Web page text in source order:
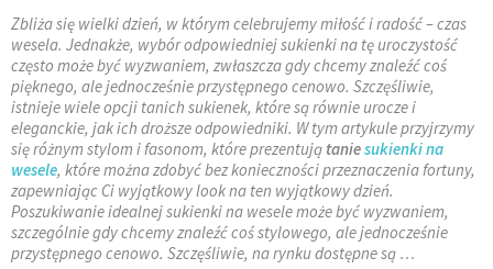
Zbliża się wielki dzień, w którym celebrujemy miłość i radość – czas
wesela. Jednakże, wybór odpowiedniej sukienki na tę uroczystość
często może być wyzwaniem, zwłaszcza gdy chcemy znaleźć coś
pięknego, ale jednocześnie przystępnego cenowo. Szczęśliwie,
istnieje wiele opcji tanich sukienek, które są równie urocze i
eleganckie, jak ich droższe odpowiedniki. W tym artykule przyjrzymy
się różnym stylom i fasonom, które prezentują taniesukienki na
wesele, które można zdobyć bez konieczności przeznaczenia fortuny,
zapewniając Ci wyjątkowy look na ten wyjątkowy dzień.
Poszukiwanie idealnej sukienki na wesele może być wyzwaniem,
szczególnie gdy chcemy znaleźć coś stylowego, ale jednocześnie
przystępnego cenowo. Szczęśliwie, na rynku dostępne są …